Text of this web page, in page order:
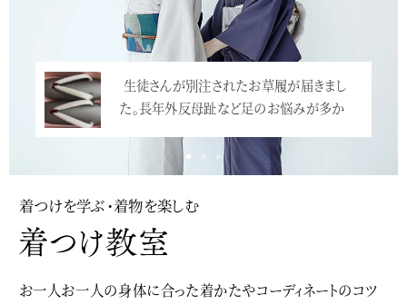
着つけを学ぶ・着物を楽しむ
お一人お一人の身体に合った着かたやコーディネートのコツ
生徒さんが別注されたお草履が届きまし
た。長年外反母趾など足のお悩みが多か
っ…<
小学校の卒業式での袴、増えていますね。震
災直後にとても流行ったのですが、映画「…